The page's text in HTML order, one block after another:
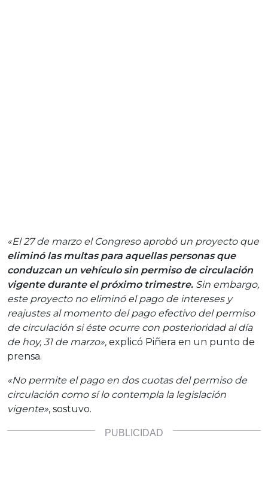
«El 27 de marzo el Congreso aprobó un proyecto que
eliminó las multas para aquellas personas que
conduzcan un vehículo sin permiso de circulación
vigente durante el próximo trimestre. Sin embargo,
este proyecto no eliminó el pago de intereses y
reajustes al momento del pago efectivo del permiso
de circulación si éste ocurre con posterioridad al día
de hoy, 31 de marzo», explicó Piñera en un punto de
prensa.
«No permite el pago en dos cuotas del permiso de
circulación como sí lo contempla la legislación
vigente», sostuvo.